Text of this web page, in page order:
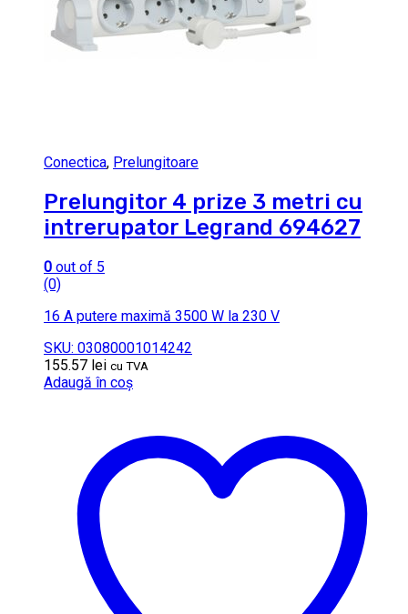
Conectica, Prelungitoare
Prelungitor 4 prize 3 metri cu
intrerupator Legrand 694627
0 out of 5
(0)
16 A putere maximă 3500 W la 230 V
SKU: 03080001014242
155.57 lei cu TVA
Adaugă în coș